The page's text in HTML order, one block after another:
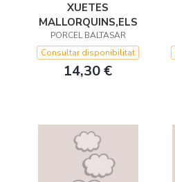
XUETES
MALLORQUINS,ELS
PORCEL BALTASAR
Consultar disponibilitat
14,30 €